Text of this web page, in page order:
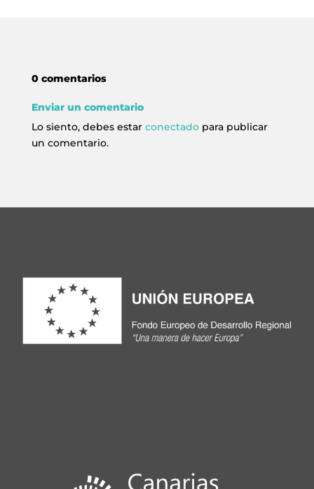
0 comentarios
Enviar un comentario
Lo siento, debes estar conectadopara publicar
un comentario.